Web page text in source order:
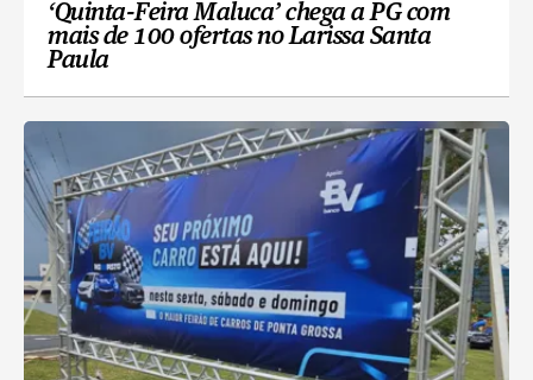
‘Quinta-Feira Maluca’ chega a PG com
mais de 100 ofertas no Larissa Santa
Paula